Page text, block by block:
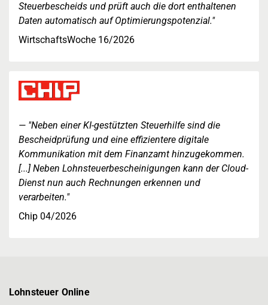
Steuerbescheids und prüft auch die dort enthaltenen
Daten automatisch auf Optimierungspotenzial."
WirtschaftsWoche 16/2026
"Neben einer KI-gestützten Steuerhilfe sind die
Bescheidprüfung und eine effizientere digitale
Kommunikation mit dem Finanzamt hinzugekommen.
[...] Neben Lohnsteuerbescheinigungen kann der Cloud-
Dienst nun auch Rechnungen erkennen und
verarbeiten."
Chip 04/2026
Lohnsteuer Online